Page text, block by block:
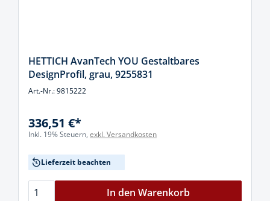
HETTICH AvanTech YOU Gestaltbares
DesignProfil, grau, 9255831
Art.-Nr.: 9815222
336,51 €*
Inkl. 19% Steuern, exkl. Versandkosten
Lieferzeit beachten
In den Warenkorb